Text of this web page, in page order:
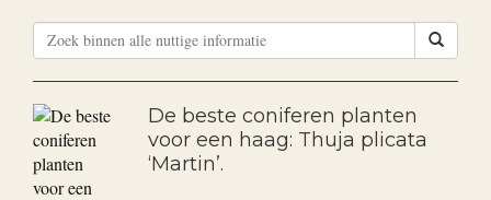
De beste coniferen planten
voor een haag: Thuja plicata
‘Martin’.